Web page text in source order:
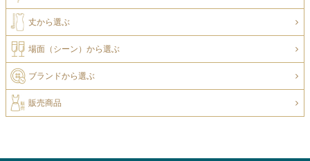
丈から選ぶ
場面（シーン）から選ぶ
ブランドから選ぶ
販売商品